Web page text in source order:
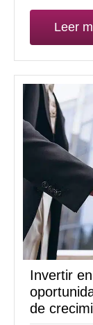
Leer
Invertir
de